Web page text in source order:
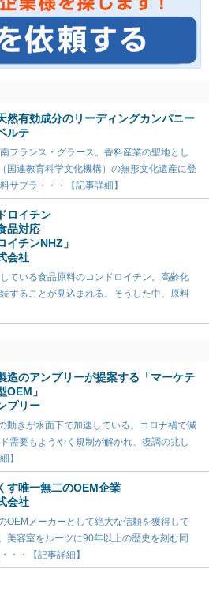
然有効成分のリーディングカンパニー
ルテ
フランス・グラース。香料産業の聖地とし
国連教育科学文化機構）の無形文化遺産に登
サプラ・・・【記事詳細】
ロイチン
品対応
イチンNHZ」
会社
ている食品原料のコンドロイチン。高齢化
することが見込まれる。そうした中、原料
造のアンプリーが提案する「マーケテ
OEM」
プリー
動きが水面下で加速している。コロナ禍で減
需要もようやく規制が解かれ、復調の兆し
】
す唯一無二のOEM企業
会社
OEMメーカーとして絶大な信頼を獲得して
美容室をルーツに90年以上の歴史を刻む同
・・【記事詳細】